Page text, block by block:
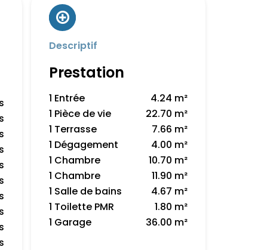
Descriptif
Prestation
1 Entrée
4.24 m²
1 Pièce de vie
22.70 m²
1 Terrasse
7.66 m²
1 Dégagement
4.00 m²
1 Chambre
10.70 m²
1 Chambre
11.90 m²
1 Salle de bains
4.67 m²
1 Toilette PMR
1.80 m²
1 Garage
36.00 m²